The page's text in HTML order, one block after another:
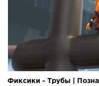
Фиксики - Трубы |